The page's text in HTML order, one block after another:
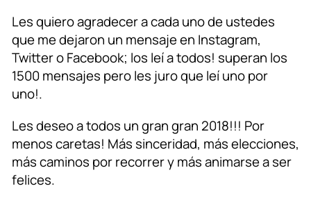
Les quiero agradecer a cada uno de ustedes
que me dejaron un mensaje en Instagram,
Twitter o Facebook; los leí a todos! superan los
1500 mensajes pero les juro que leí uno por
uno!.
Les deseo a todos un gran gran 2018!!! Por
menos caretas! Más sinceridad, más elecciones,
más caminos por recorrer y más animarse a ser
felices.